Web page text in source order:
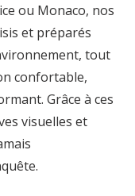
ou Monaco, nos
et préparés
tout
confortable,
Grâce à ces
visuelles et